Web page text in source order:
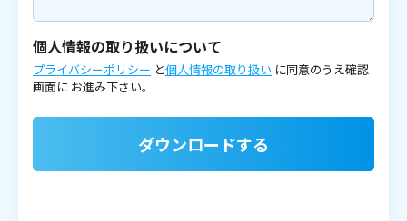
個人情報の取り扱いについて
プライバシーポリシー と個人情報の取り扱い に同意のうえ確認
画面に お進み下さい。
ダウンロードする